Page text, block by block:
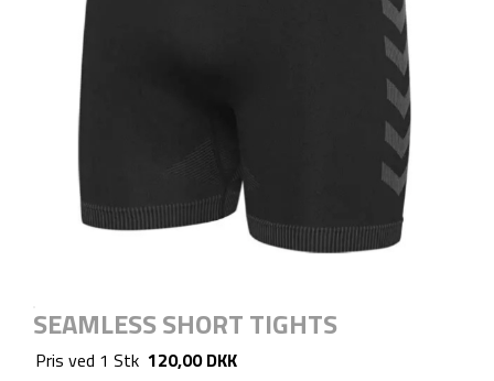
SEAMLESS SHORT TIGHTS
Pris ved 1 Stk 120,00 DKK